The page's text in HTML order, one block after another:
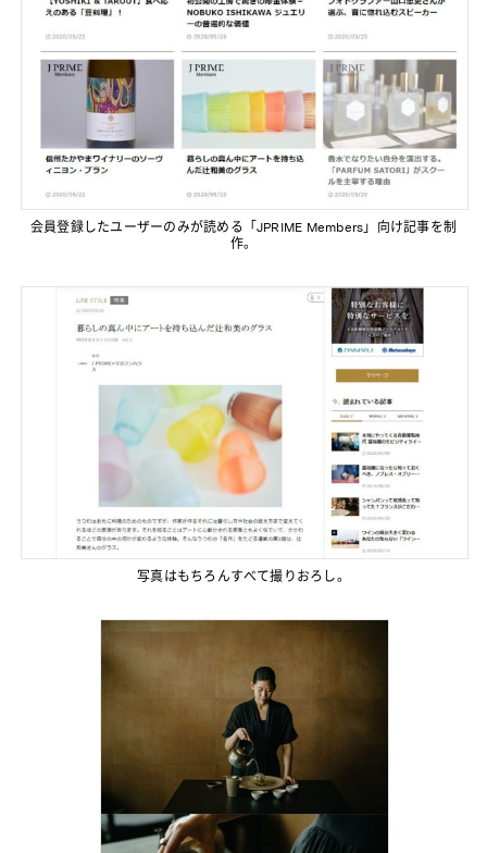
会員登録したユーザーのみが読める「JPRIME Members」向け記事を制
作。
写真はもちろんすべて撮りおろし。